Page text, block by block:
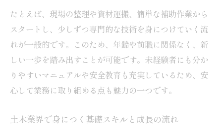
長く働ける土木現場と営業職の共通点
佐賀県唐津市で安心を感じる土木就職の秘訣
土木就職で働きやすさを見極める重要ポイ
ント
安定感のある土木企業の見つけ方と選び方
福利厚生や休日制度が充実した土木職の魅
たとえば、現場の整理や資材運搬、簡単な補助作業から
スタートし、少しずつ専門的な技術を身につけていく流
れが一般的です。このため、年齢や前職に関係なく、新
しい一歩を踏み出すことが可能です。未経験者にも分か
りやすいマニュアルや安全教育も充実しているため、安
心して業務に取り組める点も魅力の一つです。
土木業界で身につく基礎スキルと成長の流れ